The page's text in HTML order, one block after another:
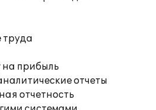
труда
на прибыль
отчеты
отчетность